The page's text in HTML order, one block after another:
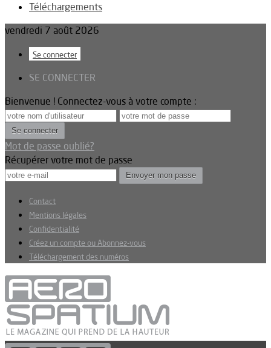
Téléchargements
vendredi 7 août 2026
Se connecter
SE CONNECTER
Bienvenue ! Connectez-vous à votre compte :
Mot de passe oublié?
Récupérer votre mot de passe
Contact
Mentions légales
Confidentialité
Créez un compte ou Abonnez-vous
Téléchargement des numéros